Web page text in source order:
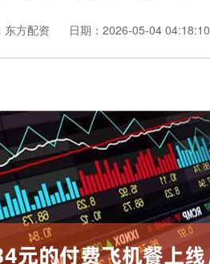
东方配资 日期：2026-05-04 04:18:10